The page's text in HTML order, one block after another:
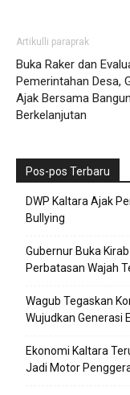
Artikulli paraprak
Buka Raker dan
Pemerintahan Desa,
Ajak Bersama
Berkelanjutan
Pos-pos Terbaru
DWP Kaltara Ajak
Bullying
Gubernur Buka
Perbatasan Wajah
Wagub Tegaskan
Wujudkan Generasi
Ekonomi Kaltara
Jadi Motor